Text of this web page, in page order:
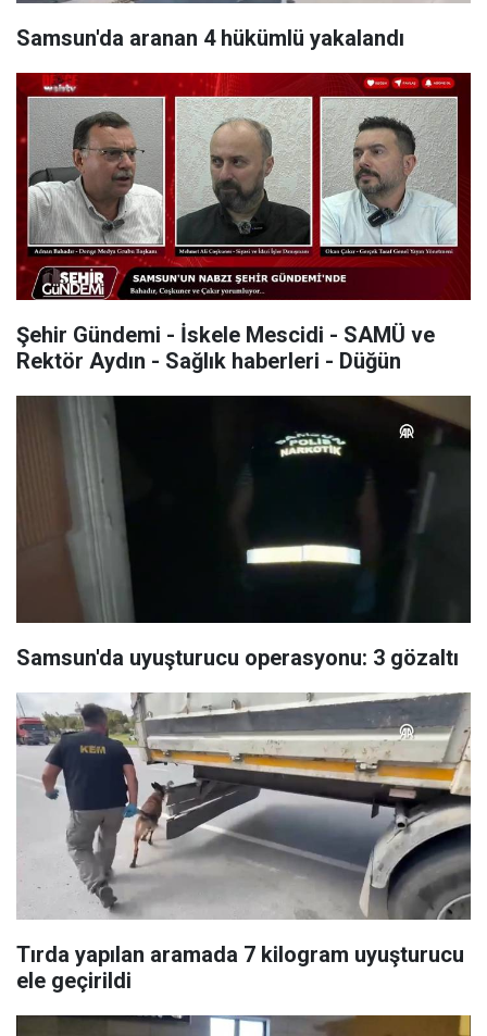
Samsun'da aranan 4 hükümlü yakalandı
Şehir Gündemi - İskele Mescidi - SAMÜ ve
Rektör Aydın - Sağlık haberleri - Düğün
Samsun'da uyuşturucu operasyonu: 3 gözaltı
Tırda yapılan aramada 7 kilogram uyuşturucu
ele geçirildi